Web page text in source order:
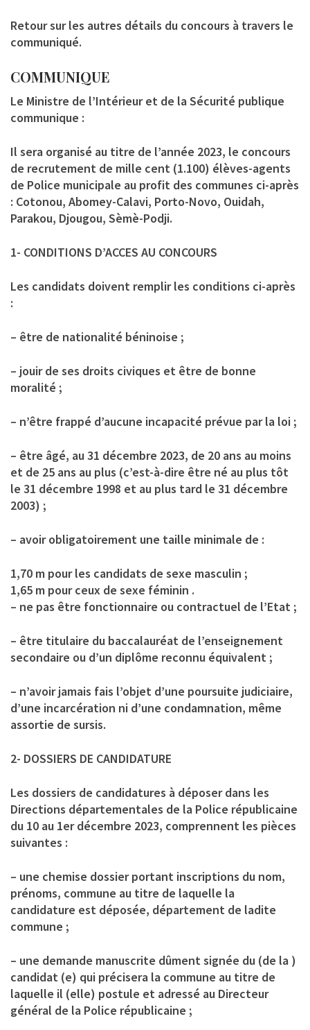
Retour sur les autres détails du concours à travers le
communiqué.
COMMUNIQUE
Le Ministre de l’Intérieur et de la Sécurité publique
communique :
Il sera organisé au titre de l’année 2023, le concours
de recrutement de mille cent (1.100) élèves-agents
de Police municipale au profit des communes ci-après
: Cotonou, Abomey-Calavi, Porto-Novo, Ouidah,
Parakou, Djougou, Sèmè-Podji.
1- CONDITIONS D’ACCES AU CONCOURS
Les candidats doivent remplir les conditions ci-après
:
– être de nationalité béninoise ;
– jouir de ses droits civiques et être de bonne
moralité ;
– n’être frappé d’aucune incapacité prévue par la loi ;
– être âgé, au 31 décembre 2023, de 20 ans au moins
et de 25 ans au plus (c’est-à-dire être né au plus tôt
le 31 décembre 1998 et au plus tard le 31 décembre
2003) ;
– avoir obligatoirement une taille minimale de :
1,70 m pour les candidats de sexe masculin ;
1,65 m pour ceux de sexe féminin .
– ne pas être fonctionnaire ou contractuel de l’Etat ;
– être titulaire du baccalauréat de l’enseignement
secondaire ou d’un diplôme reconnu équivalent ;
– n’avoir jamais fais l’objet d’une poursuite judiciaire,
d’une incarcération ni d’une condamnation, même
assortie de sursis.
2- DOSSIERS DE CANDIDATURE
Les dossiers de candidatures à déposer dans les
Directions départementales de la Police républicaine
du 10 au 1er décembre 2023, comprennent les pièces
suivantes :
– une chemise dossier portant inscriptions du nom,
prénoms, commune au titre de laquelle la
candidature est déposée, département de ladite
commune ;
– une demande manuscrite dûment signée du (de la )
candidat (e) qui précisera la commune au titre de
laquelle il (elle) postule et adressé au Directeur
général de la Police républicaine ;